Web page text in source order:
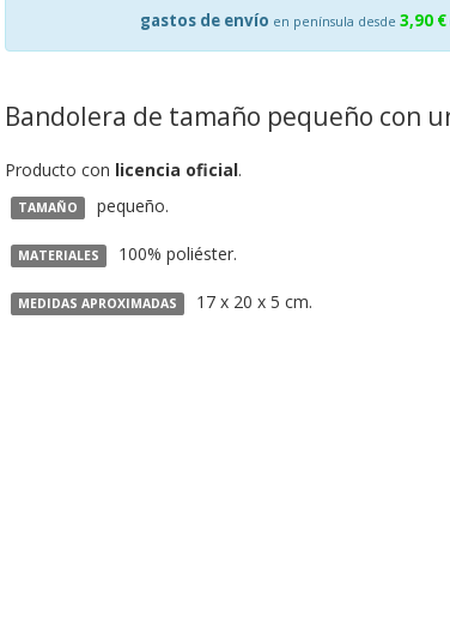
gastos de envío en península desde 3,90 €
Bandolera de tamaño pequeño con
Producto con licencia oficial.
TAMAÑO pequeño.
MATERIALES 100% poliéster.
MEDIDAS APROXIMADAS 17 x 20 x 5 cm.